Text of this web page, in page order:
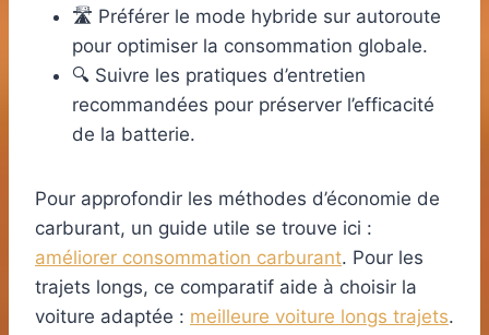
🛣️ Préférer le mode hybride sur autoroute
pour optimiser la consommation globale.
🔍 Suivre les pratiques d’entretien
recommandées pour préserver l’efficacité
de la batterie.
Pour approfondir les méthodes d’économie de
carburant, un guide utile se trouve ici :
améliorer consommation carburant. Pour les
trajets longs, ce comparatif aide à choisir la
voiture adaptée : meilleure voiture longs trajets.